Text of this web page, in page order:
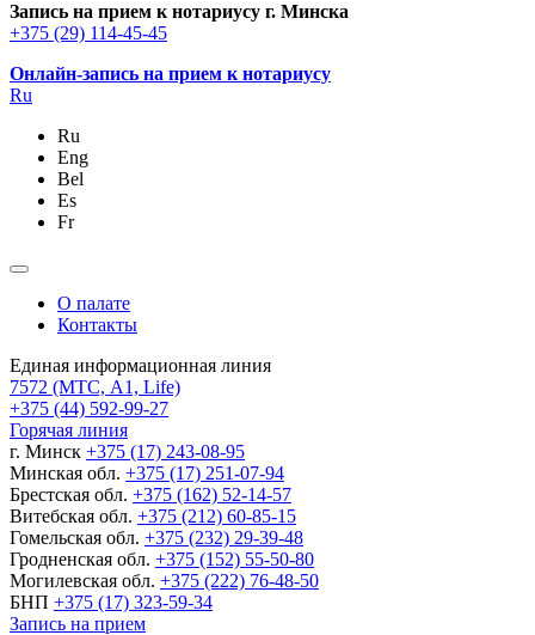
Запись на прием к нотариусу г. Минска
+375 (29) 114-45-45
Онлайн-запись на прием к нотариусу
Ru
Ru
Eng
Bel
Es
Fr
О палате
Контакты
Единая информационная линия
7572 (МТС, A1, Life)
+375 (44) 592-99-27
Горячая линия
г. Минск +375 (17) 243-08-95
Минская обл. +375 (17) 251-07-94
Брестская обл. +375 (162) 52-14-57
Витебская обл. +375 (212) 60-85-15
Гомельская обл. +375 (232) 29-39-48
Гродненская обл. +375 (152) 55-50-80
Могилевская обл. +375 (222) 76-48-50
БНП +375 (17) 323-59-34
Запись на прием